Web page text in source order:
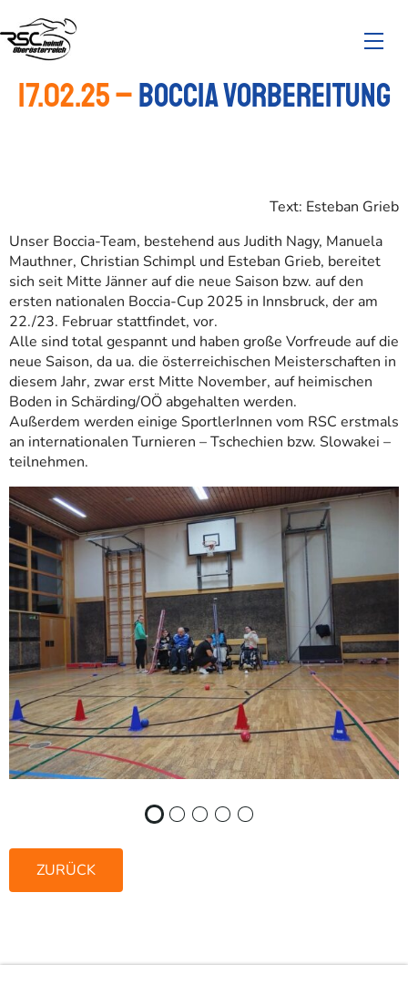
17.02.25 –Boccia Vorbereitung
Text: Esteban Grieb
Unser Boccia-Team, bestehend aus Judith Nagy, Manuela
Mauthner, Christian Schimpl und Esteban Grieb, bereitet
sich seit Mitte Jänner auf die neue Saison bzw. auf den
ersten nationalen Boccia-Cup 2025 in Innsbruck, der am
22./23. Februar stattfindet, vor.
Alle sind total gespannt und haben große Vorfreude auf die
neue Saison, da ua. die österreichischen Meisterschaften in
diesem Jahr, zwar erst Mitte November, auf heimischen
Boden in Schärding/OÖ abgehalten werden.
Außerdem werden einige SportlerInnen vom RSC erstmals
an internationalen Turnieren – Tschechien bzw. Slowakei –
teilnehmen.
ZURÜCK